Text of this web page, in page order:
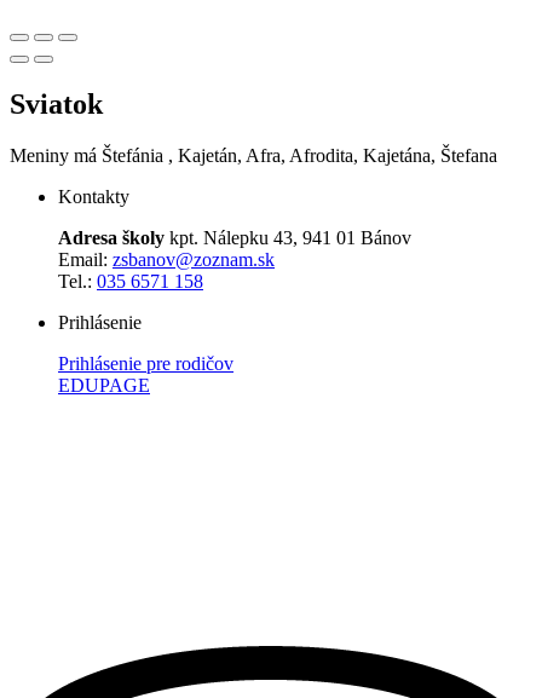
Sviatok
Meniny má Štefánia , Kajetán, Afra, Afrodita, Kajetána, Štefana
Kontakty
Adresa školy kpt. Nálepku 43, 941 01 Bánov
Email: zsbanov@zoznam.sk
Tel.: 035 6571 158
Prihlásenie
Prihlásenie pre rodičov
EDUPAGE